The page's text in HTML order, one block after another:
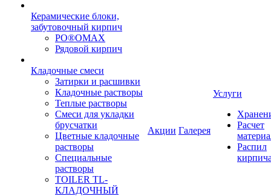
Керамические блоки,
забутовочный кирпич
PO®OMAX
Рядовой кирпич
Кладочные смеси
Затирки и расшивки
Кладочные растворы
Теплые растворы
Смеси для укладки
брусчатки
Цветные кладочные
растворы
Специальные
растворы
TOILER TL-
КЛАДОЧНЫЙ
Акции Галерея
Услуги
Расчет
Распил